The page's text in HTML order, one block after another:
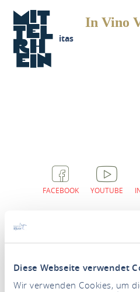
Diese Webseite verwendet
Wir verwenden Cookies, um
In Vino
In Vino Veritas
FACEBOOK YOUTUBE